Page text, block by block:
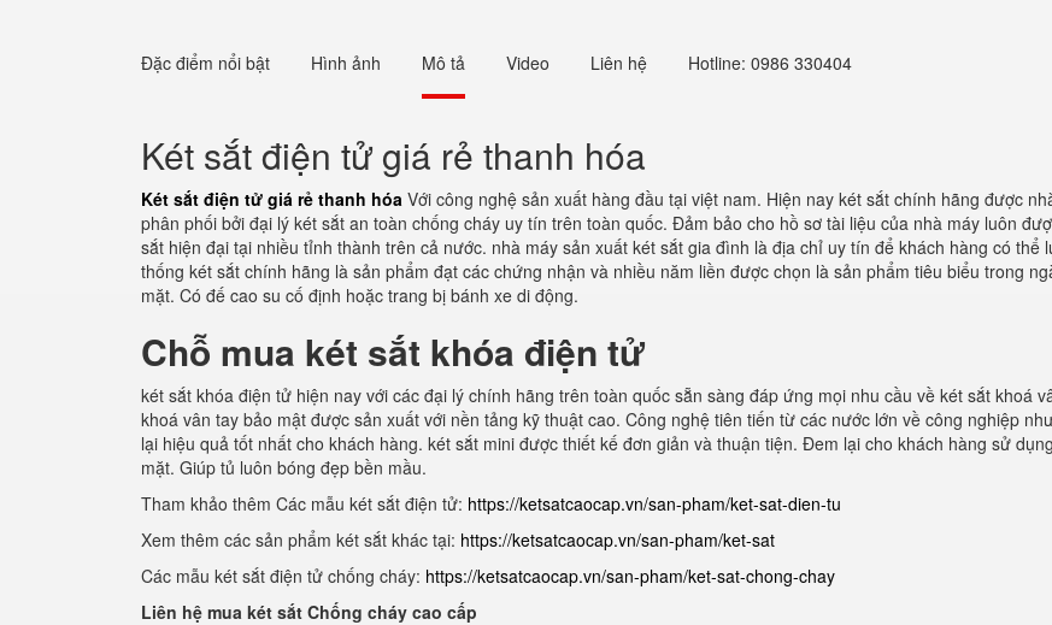
Đặc điểm nổi bật Hình ảnh Mô tả Video Liên hệ Hotline: 0986 330404
Két sắt điện tử giá rẻ thanh hóa
Két sắt điện tử giá rẻ thanh hóa Với công nghệ sản xuất hàng đầu tại việt nam. Hiện nay két sắt chính hãng được
phân phối bởi đại lý két sắt an toàn chống cháy uy tín trên toàn quốc. Đảm bảo cho hồ sơ tài liệu của nhà máy luôn
sắt hiện đại tại nhiều tỉnh thành trên cả nước. nhà máy sản xuất két sắt gia đình là địa chỉ uy tín để khách hàng có
thống két sắt chính hãng là sản phẩm đạt các chứng nhận và nhiều năm liền được chọn là sản phẩm tiêu biểu trong
mặt. Có đế cao su cố định hoặc trang bị bánh xe di động.
Chỗ mua két sắt khóa điện tử
két sắt khóa điện tử hiện nay với các đại lý chính hãng trên toàn quốc sẵn sàng đáp ứng mọi nhu cầu về két sắt khoá
khoá vân tay bảo mật được sản xuất với nền tảng kỹ thuật cao. Công nghệ tiên tiến từ các nước lớn về công nghiệp
lại hiệu quả tốt nhất cho khách hàng. két sắt mini được thiết kế đơn giản và thuận tiện. Đem lại cho khách hàng sử
mặt. Giúp tủ luôn bóng đẹp bền mầu.
Tham khảo thêm Các mẫu két sắt điện tử: https://ketsatcaocap.vn/san-pham/ket-sat-dien-tu
Xem thêm các sản phẩm két sắt khác tại: https://ketsatcaocap.vn/san-pham/ket-sat
Các mẫu két sắt điện tử chống cháy: https://ketsatcaocap.vn/san-pham/ket-sat-chong-chay
Liên hệ mua két sắt Chống cháy cao cấp